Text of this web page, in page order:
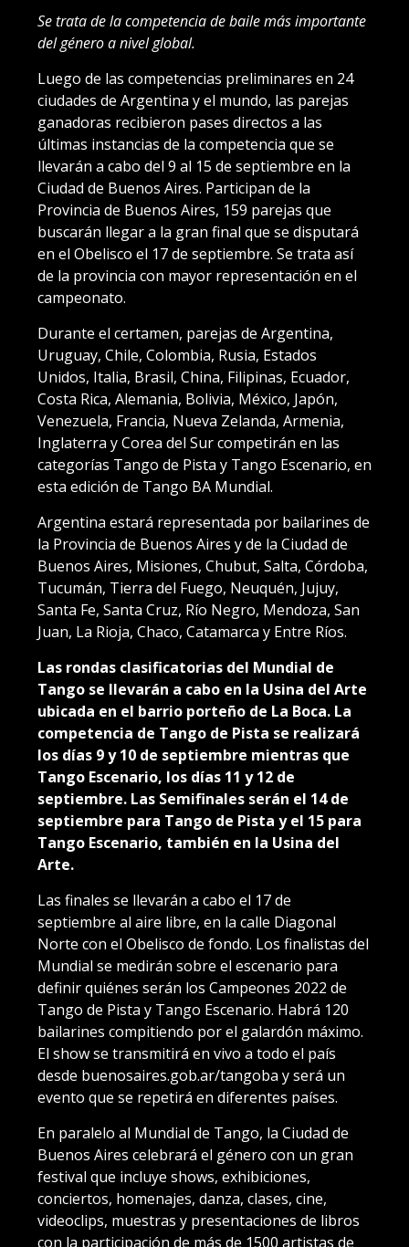
Se trata de la competencia de baile más importante
del género a nivel global.
Luego de las competencias preliminares en 24
ciudades de Argentina y el mundo, las parejas
ganadoras recibieron pases directos a las
últimas instancias de la competencia que se
llevarán a cabo del 9 al 15 de septiembre en la
Ciudad de Buenos Aires. Participan de la
Provincia de Buenos Aires, 159 parejas que
buscarán llegar a la gran final que se disputará
en el Obelisco el 17 de septiembre. Se trata así
de la provincia con mayor representación en el
campeonato.
Durante el certamen, parejas de Argentina,
Uruguay, Chile, Colombia, Rusia, Estados
Unidos, Italia, Brasil, China, Filipinas, Ecuador,
Costa Rica, Alemania, Bolivia, México, Japón,
Venezuela, Francia, Nueva Zelanda, Armenia,
Inglaterra y Corea del Sur competirán en las
categorías Tango de Pista y Tango Escenario, en
esta edición de Tango BA Mundial.
Argentina estará representada por bailarines de
la Provincia de Buenos Aires y de la Ciudad de
Buenos Aires, Misiones, Chubut, Salta, Córdoba,
Tucumán, Tierra del Fuego, Neuquén, Jujuy,
Santa Fe, Santa Cruz, Río Negro, Mendoza, San
Juan, La Rioja, Chaco, Catamarca y Entre Ríos.
Las rondas clasificatorias del Mundial de
Tango se llevarán a cabo en la Usina del Arte
ubicada en el barrio porteño de La Boca. La
competencia de Tango de Pista se realizará
los días 9 y 10 de septiembre mientras que
Tango Escenario, los días 11 y 12 de
septiembre. Las Semifinales serán el 14 de
septiembre para Tango de Pista y el 15 para
Tango Escenario, también en la Usina del
Arte.
Las finales se llevarán a cabo el 17 de
septiembre al aire libre, en la calle Diagonal
Norte con el Obelisco de fondo. Los finalistas del
Mundial se medirán sobre el escenario para
definir quiénes serán los Campeones 2022 de
Tango de Pista y Tango Escenario. Habrá 120
bailarines compitiendo por el galardón máximo.
El show se transmitirá en vivo a todo el país
desde buenosaires.gob.ar/tangoba y será un
evento que se repetirá en diferentes países.
En paralelo al Mundial de Tango, la Ciudad de
Buenos Aires celebrará el género con un gran
festival que incluye shows, exhibiciones,
conciertos, homenajes, danza, clases, cine,
videoclips, muestras y presentaciones de libros
con la participación de más de 1500 artistas de